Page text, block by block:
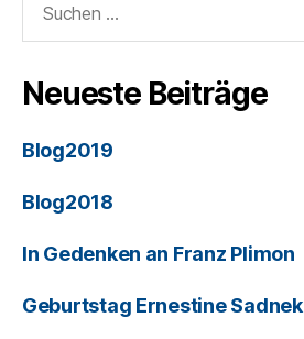
Neueste Beiträge
Blog2019
Blog2018
In Gedenken an Franz Plimon
Geburtstag Ernestine Sadnek